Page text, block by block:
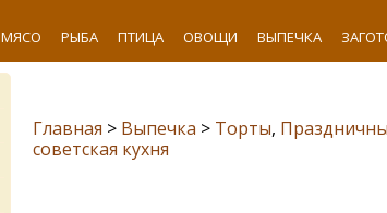
МЯСО РЫБА ПТИЦА ОВОЩИ ВЫПЕЧКА
Главная > Выпечка > Торты,
советская кухня